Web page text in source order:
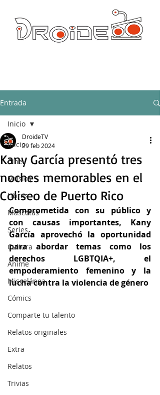
Entrada
Inicio
Cine
Música
Libros
Mascotas
Series
Cultura
Anime
Miscelánea
Cómics
Comparte tu talento
Relatos originales
Extra
Relatos
Trivias
Inicio
Kany García presentó tres
noches memorables en el
Coliseo de Puerto Rico
DroideTV
29 feb 2024
Comprometida con su público y
con causas importantes, Kany
García aprovechó la oportunidad
para abordar temas como los
derechos LGBTQIA+, el
empoderamiento femenino y la
lucha contra la violencia de género